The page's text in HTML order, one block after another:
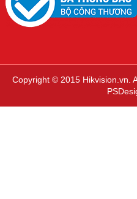
Copyright © 2015 Hikvision.vn.